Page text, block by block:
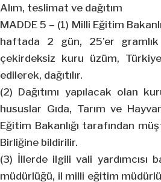
Alım, teslimat ve dağıtım
MADDE 5 – (1) Milli Eğitim
haftada 2 gün, 25’er
çekirdeksiz kuru üzüm,
edilerek, dağıtılır.
(2) Dağıtımı yapılacak olan
hususlar Gıda, Tarım ve
Eğitim Bakanlığı tarafından
Birliğine bildirilir.
(3) İllerde ilgili vali yardımcısı
müdürlüğü, il milli eğitim